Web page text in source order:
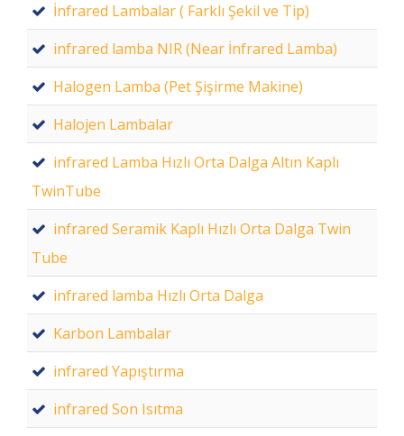
İnfrared Lambalar ( Farklı Şekil ve Tip)
infrared lamba NIR (Near İnfrared Lamba)
Halogen Lamba (Pet Şişirme Makine)
Halojen Lambalar
infrared Lamba Hızlı Orta Dalga Altın Kaplı
TwinTube
infrared Seramik Kaplı Hızlı Orta Dalga Twin
Tube
infrared lamba Hızlı Orta Dalga
Karbon Lambalar
infrared Yapıştırma
infrared Son Isıtma